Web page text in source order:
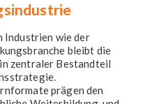
Industrien wie der
bleibt die
zentraler Bestandteil
prägen den